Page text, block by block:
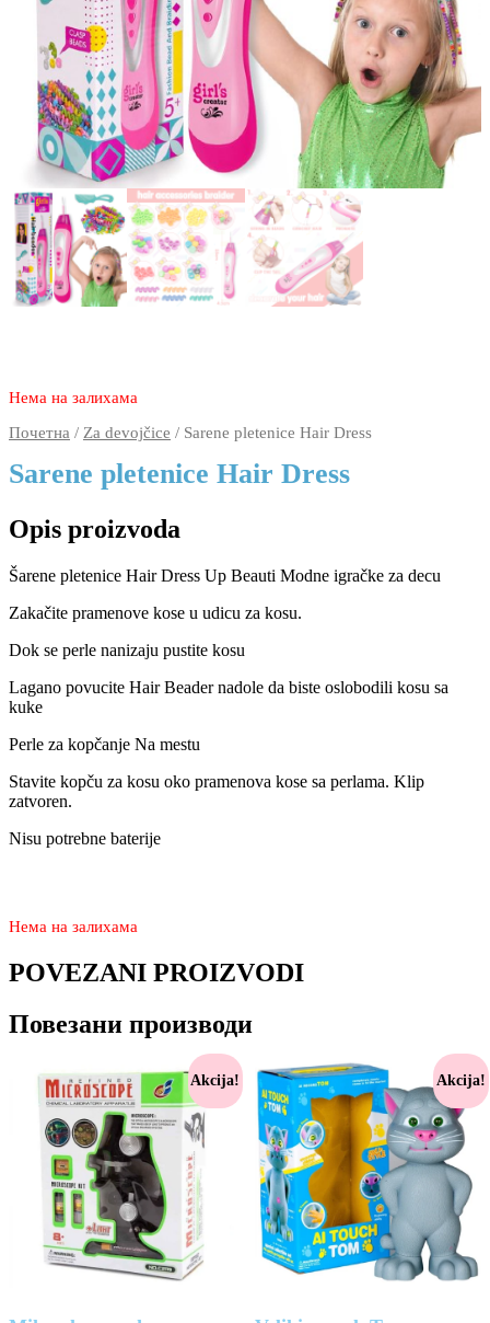
Нема на залихама
Почетна / Za devojčice / Sarene pletenice Hair Dress
Sarene pletenice Hair Dress
Opis proizvoda
Šarene pletenice Hair Dress Up Beauti Modne igračke za decu
Zakačite pramenove kose u udicu za kosu.
Dok se perle nanizaju pustite kosu
Lagano povucite Hair Beader nadole da biste oslobodili kosu sa
kuke
Perle za kopčanje Na mestu
Stavite kopču za kosu oko pramenova kose sa perlama. Klip
zatvoren.
Nisu potrebne baterije
Нема на залихама
POVEZANI PROIZVODI
Повезани производи
Akcija! Akcija!